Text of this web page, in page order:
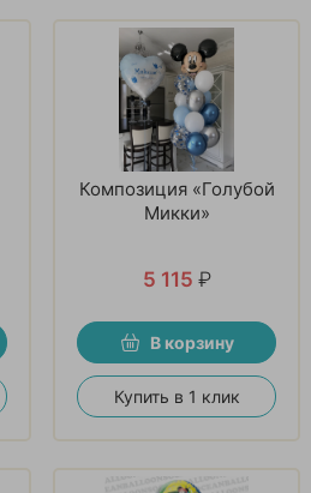
Композиция «Голубой
Микки»
5 115 ₽
В корзину
Купить в 1 клик